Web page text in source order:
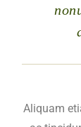
Aliquam